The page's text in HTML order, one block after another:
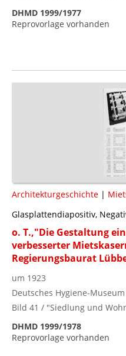
DHMD 1999/1977
Reprovorlage vorhanden
Architekturgeschichte |
Glasplattendiapositiv,
o. T.,"Die Gestaltung
verbesserter
Regierungsbaurat
um 1923
Deutsches Hygiene-
Bild 41 / "Siedlung und
DHMD 1999/1978
Reprovorlage vorhanden